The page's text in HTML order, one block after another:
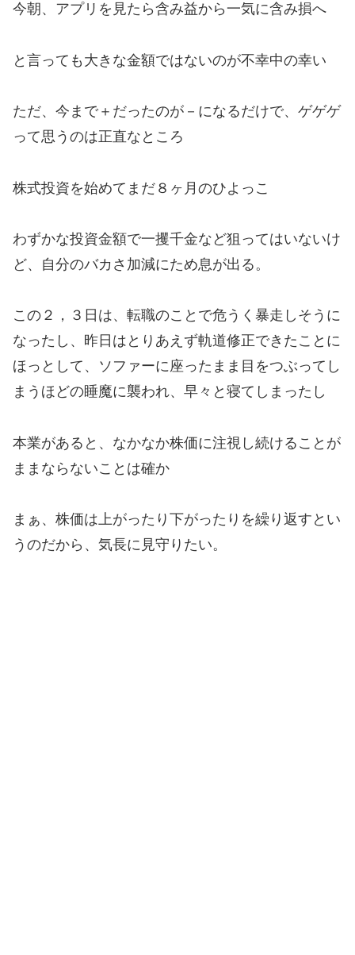
今朝、アプリを見たら含み益から一気に含み損へ
と言っても大きな金額ではないのが不幸中の幸い
ただ、今まで＋だったのが－になるだけで、ゲゲゲ
って思うのは正直なところ
株式投資を始めてまだ８ヶ月のひよっこ
わずかな投資金額で一攫千金など狙ってはいないけ
ど、自分のバカさ加減にため息が出る。
この２，３日は、転職のことで危うく暴走しそうに
なったし、昨日はとりあえず軌道修正できたことに
ほっとして、ソファーに座ったまま目をつぶってし
まうほどの睡魔に襲われ、早々と寝てしまったし
本業があると、なかなか株価に注視し続けることが
ままならないことは確か
まぁ、株価は上がったり下がったりを繰り返すとい
うのだから、気長に見守りたい。